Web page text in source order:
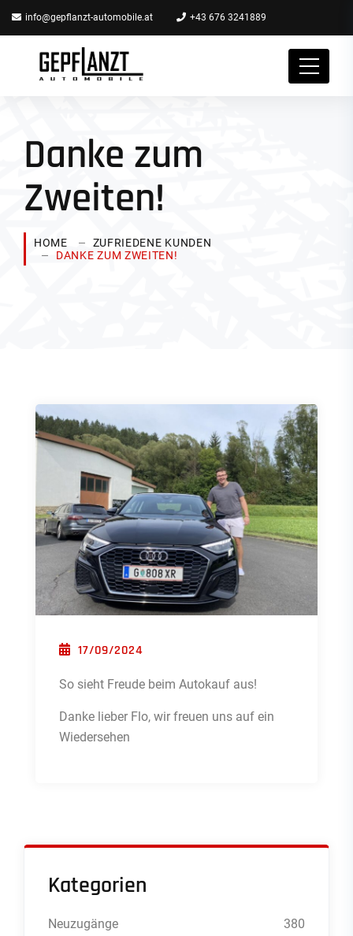
info@gepflanzt-automobile.at +43 676 3241889
Danke zum
Zweiten!
HOME
ZUFRIEDENE KUNDEN
DANKE ZUM ZWEITEN!
POSTED ON
17/09/2024
So sieht Freude beim Autokauf aus!
Danke lieber Flo, wir freuen uns auf ein
Wiedersehen
Kategorien
Neuzugänge 380